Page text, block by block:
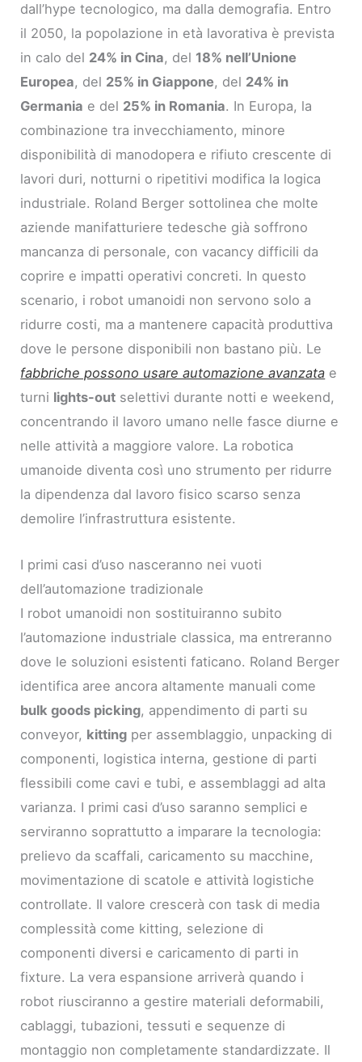
dall’hype tecnologico, ma dalla demografia. Entro
il 2050, la popolazione in età lavorativa è prevista
in calo del 24% in Cina, del 18% nell’Unione
Europea, del 25% in Giappone, del 24% in
Germania e del 25% in Romania. In Europa, la
combinazione tra invecchiamento, minore
disponibilità di manodopera e rifiuto crescente di
lavori duri, notturni o ripetitivi modifica la logica
industriale. Roland Berger sottolinea che molte
aziende manifatturiere tedesche già soffrono
mancanza di personale, con vacancy difficili da
coprire e impatti operativi concreti. In questo
scenario, i robot umanoidi non servono solo a
ridurre costi, ma a mantenere capacità produttiva
dove le persone disponibili non bastano più. Le
fabbriche possono usare automazione avanzata e
turni lights-out selettivi durante notti e weekend,
concentrando il lavoro umano nelle fasce diurne e
nelle attività a maggiore valore. La robotica
umanoide diventa così uno strumento per ridurre
la dipendenza dal lavoro fisico scarso senza
demolire l’infrastruttura esistente.
I primi casi d’uso nasceranno nei vuoti
dell’automazione tradizionale
I robot umanoidi non sostituiranno subito
l’automazione industriale classica, ma entreranno
dove le soluzioni esistenti faticano. Roland Berger
identifica aree ancora altamente manuali come
bulk goods picking, appendimento di parti su
conveyor, kitting per assemblaggio, unpacking di
componenti, logistica interna, gestione di parti
flessibili come cavi e tubi, e assemblaggi ad alta
varianza. I primi casi d’uso saranno semplici e
serviranno soprattutto a imparare la tecnologia:
prelievo da scaffali, caricamento su macchine,
movimentazione di scatole e attività logistiche
controllate. Il valore crescerà con task di media
complessità come kitting, selezione di
componenti diversi e caricamento di parti in
fixture. La vera espansione arriverà quando i
robot riusciranno a gestire materiali deformabili,
cablaggi, tubazioni, tessuti e sequenze di
montaggio non completamente standardizzate. Il